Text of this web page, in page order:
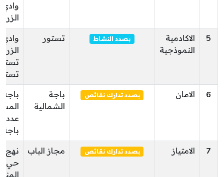
وادي
5
الاكادمية
النموذجية
بصدد النشاط تستور
وادي
6
الامان بصدد تدارك نقائص
باجة
الشمالية
باجة
باجة
7
الامتياز بصدد تدارك نقائص مجاز الباب
نهج
حي